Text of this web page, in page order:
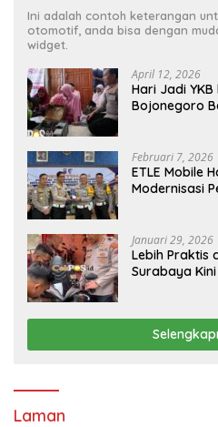
Ini adalah contoh keterangan
otomotif, anda bisa dengan
widget.
April 12, 2026
Hari Jadi
Bojonegoro
Februari 7, 2026
ETLE Mobile
Modernisasi
Januari 29, 2026
Lebih Praktis
Surabaya
Laman